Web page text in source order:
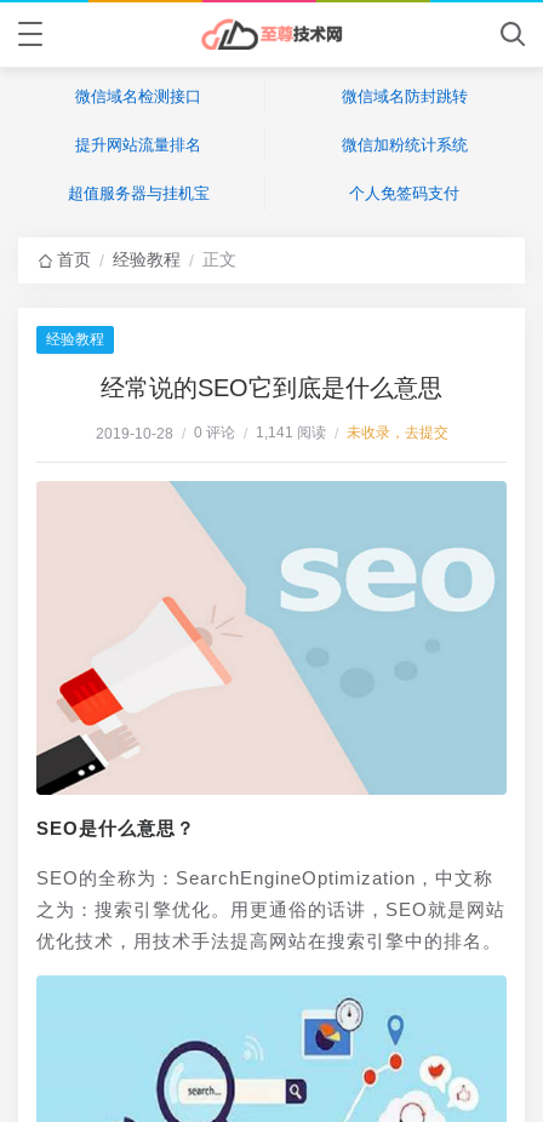
微信域名检测接口 微信域名防封跳转
提升网站流量排名 微信加粉统计系统
超值服务器与挂机宝 个人免签码支付
首页 / 经验教程 / 正文
经验教程
经常说的SEO它到底是什么意思
2019-10-28 / 0 评论 / 1,141 阅读 / 未收录，去提交
SEO是什么意思？
SEO的全称为：SearchEngineOptimization，中文称
之为：搜索引擎优化。用更通俗的话讲，SEO就是网站
优化技术，用技术手法提高网站在搜索引擎中的排名。